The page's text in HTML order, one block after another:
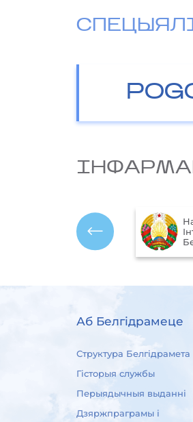
Нацыянальны
Інтэрнэт-партал
Беларусь
Аб Белгідрамеце
Структура Белгідрамета
Гісторыя службы
Перыядычныя выданні
Дзяржпраграмы і